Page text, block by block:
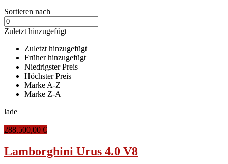
Sortieren nach
Zuletzt hinzugefügt
Zuletzt hinzugefügt
Früher hinzugefügt
Niedrigster Preis
Höchster Preis
Marke A-Z
Marke Z-A
lade
288.500,00 €
Lamborghini Urus 4.0 V8